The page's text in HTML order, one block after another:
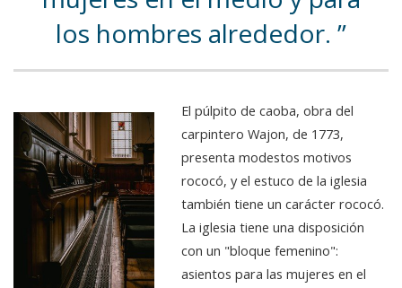
los hombres alrededor.
El púlpito de caoba, obra del
carpintero Wajon, de 1773,
presenta modestos motivos
rococó, y el estuco de la iglesia
también tiene un carácter rococó.
La iglesia tiene una disposición
con un "bloque femenino":
asientos para las mujeres en el